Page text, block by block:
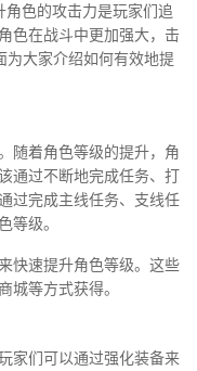
色的攻击力是玩家们追
色在战斗中更加强大，击
为大家介绍如何有效地提
随着角色等级的提升，角
通过不断地完成任务、打
过完成主线任务、支线任
等级。
快速提升角色等级。这些
城等方式获得。
家们可以通过强化装备来